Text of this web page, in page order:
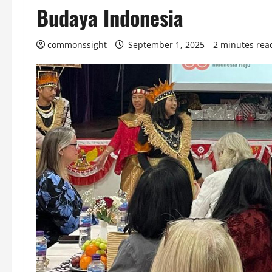
Budaya Indonesia
commonssight September 1, 2025 2 minutes